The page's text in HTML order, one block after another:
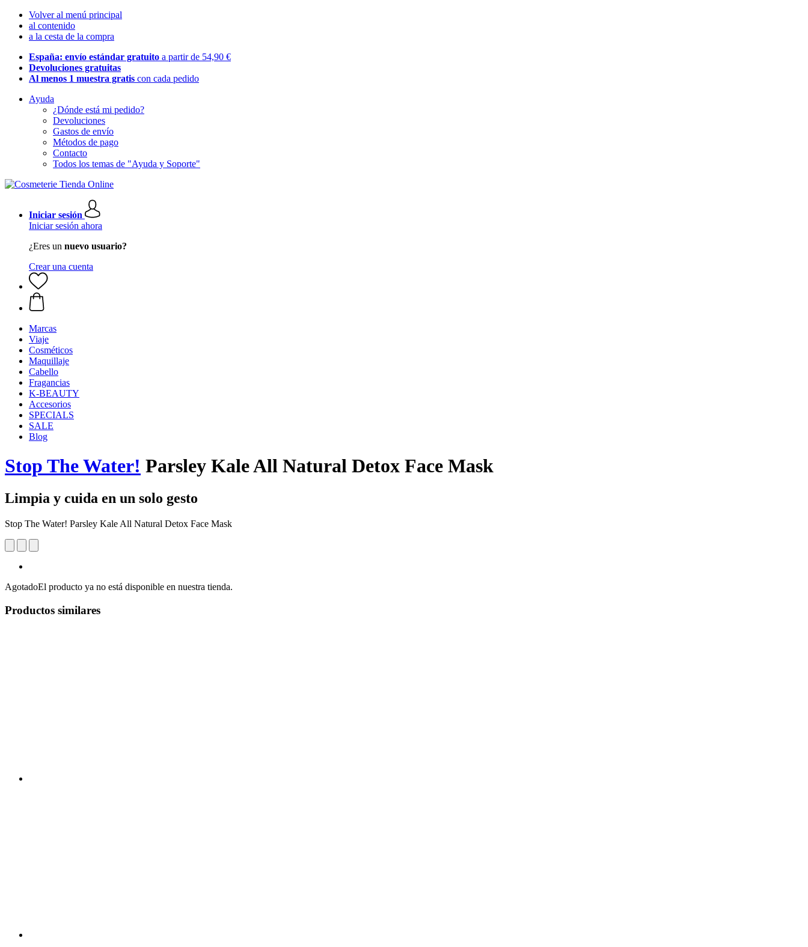
Volver al menú principal
al contenido
a la cesta de la compra
España: envío estándar gratuito a partir de 54,90 €
Devoluciones gratuitas
Al menos 1 muestra gratis con cada pedido
Ayuda
¿Dónde está mi pedido?
Devoluciones
Gastos de envío
Métodos de pago
Contacto
Todos los temas de "Ayuda y Soporte"
Iniciar sesión
Iniciar sesión ahora
¿Eres un nuevo usuario?
Crear una cuenta
Marcas
Viaje
Cosméticos
Maquillaje
Cabello
Fragancias
K-BEAUTY
Accesorios
SPECIALS
SALE
Blog
Stop The Water! Parsley Kale All Natural Detox Face Mask
Limpia y cuida en un solo gesto
Stop The Water! Parsley Kale All Natural Detox Face Mask
AgotadoEl producto ya no está disponible en nuestra tienda.
Productos similares